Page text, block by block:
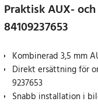
Praktisk AUX-
84109237653
Kombinerad 3,5 mm
Direkt ersättning för
9237653
Snabb installation i